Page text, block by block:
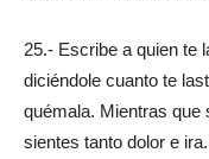
25.- Escribe a quien te
diciéndole cuanto te
quémala. Mientras que
sientes tanto dolor e